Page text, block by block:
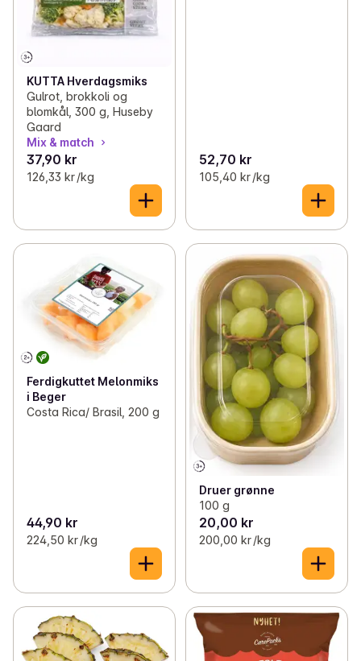
KUTTA Hverdagsmiks
Gulrot, brokkoli og
blomkål, 300 g, Huseby
Gaard
Mix & match
37,90 kr
126,33 kr /kg
52,70 kr
105,40 kr /kg
Ferdigkuttet Melonmiks
i Beger
Costa Rica/ Brasil, 200 g
44,90 kr
224,50 kr /kg
Druer grønne
100 g
20,00 kr
200,00 kr /kg